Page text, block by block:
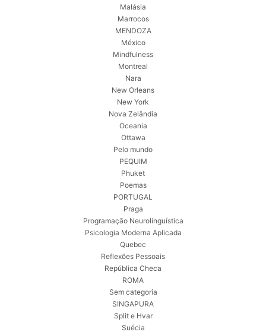
Malásia
Marrocos
MENDOZA
México
Mindfulness
Montreal
Nara
New Orleans
New York
Nova Zelândia
Oceania
Ottawa
Pelo mundo
PEQUIM
Phuket
Poemas
PORTUGAL
Praga
Programação Neurolinguística
Psicologia Moderna Aplicada
Quebec
Reflexões Pessoais
República Checa
ROMA
Sem categoria
SINGAPURA
Split e Hvar
Suécia